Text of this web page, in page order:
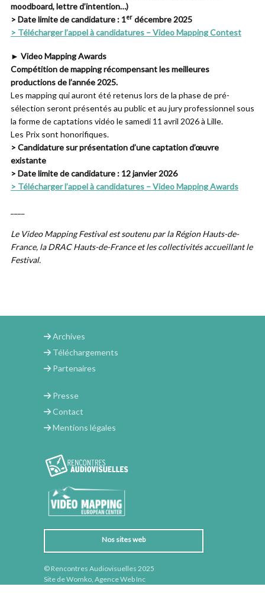
moodboard, lettre d’intention…)
> Date limite de candidature : 1er décembre 2025
> Télécharger l’appel à candidatures – Video Mapping Contest
► Video Mapping Awards
Compétition de mapping récompensant les meilleures
productions de l’année 2025.
Les mapping qui auront été retenus lors de la phase de pré-
sélection seront présentés au public et au jury professionnel sous
la forme de captations vidéo le samedi 11 avril 2026 à Lille.
Les Prix sont honorifiques.
> Candidature sur présentation d’une captation d’œuvre
existante
> Date limite de candidature : 12 janvier 2026
> Télécharger l’appel à candidatures – Video Mapping Awards
Le Video Mapping Festival est soutenu par la Région Hauts-de-
France, la DRAC Hauts-de-France et les collectivités accueillant le
Festival.
Archives
Téléchargements
Partenaires
Presse
Contact
Mentions légales
Nos sites web
© Rencontres Audiovisuelles 2025
Site de Womko, Agence Web Inc